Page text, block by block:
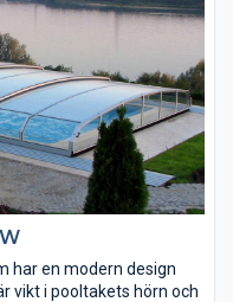
har en modern design
vikt i pooltakets hörn och